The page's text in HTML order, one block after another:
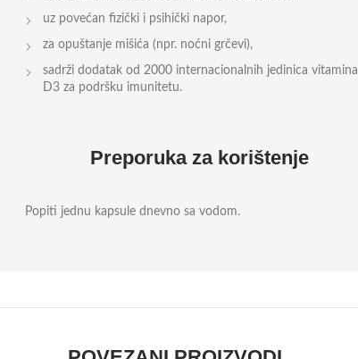
uz povećan fizički i psihički napor,
za opuštanje mišića (npr. noćni grčevi),
sadrži dodatak od 2000 internacionalnih jedinica vitamina
D3 za podršku imunitetu.
Preporuka za korištenje
Popiti jednu kapsule dnevno sa vodom.